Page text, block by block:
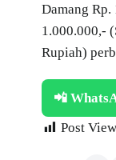
Damang
1.000.000,-
Rupiah)
📲
Post